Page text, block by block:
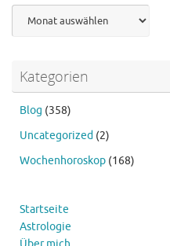
Kategorien
Blog (358)
Uncategorized (2)
Wochenhoroskop (168)
Startseite
Astrologie